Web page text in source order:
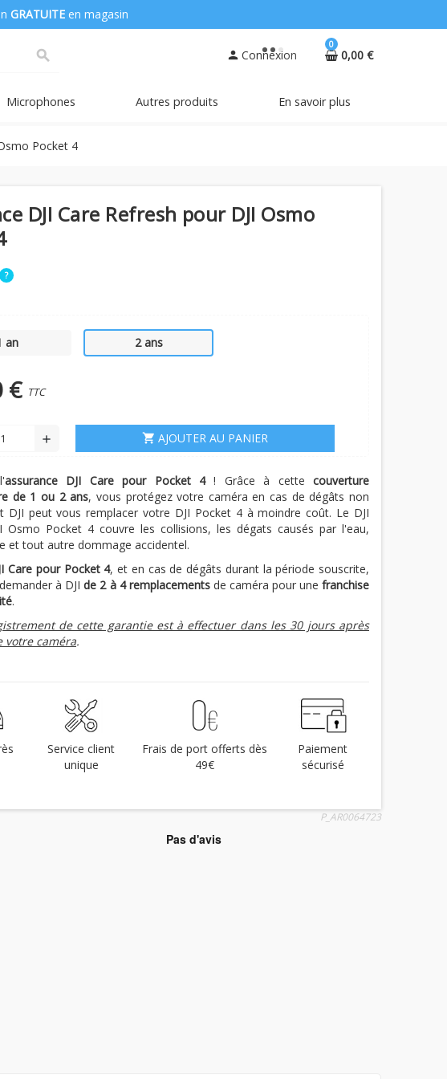
GRATUITEen magasin
search person Connexion
0
0,00 €
Microphones Autres produits En savoir plus
Pocket 4
DJI Care Refresh pour DJI Osmo
?
an 2 ans
€ TTC
add shopping_cart AJOUTER AU PANIER
assurance DJI Care pour Pocket 4! Grâce à cettecouverture
de 1 ou 2 ans, vous protégez votre caméra en cas de dégâts non
DJI peut vous remplacer votre DJI Pocket 4 à moindre coût. Le DJI
Osmo Pocket 4 couvre les collisions, les dégats causés par l'eau,
et tout autre dommage accidentel.
Care pour Pocket 4, et en cas de dégâts durant la période souscrite,
à DJIde 2 à 4 remplacements de caméra pour une franchise
.
de cette garantie est à effectuer dans les 30 jours après
votre caméra.
Service client
unique
Frais de port offerts dès
49€
Paiement
sécurisé
P_AR0064723